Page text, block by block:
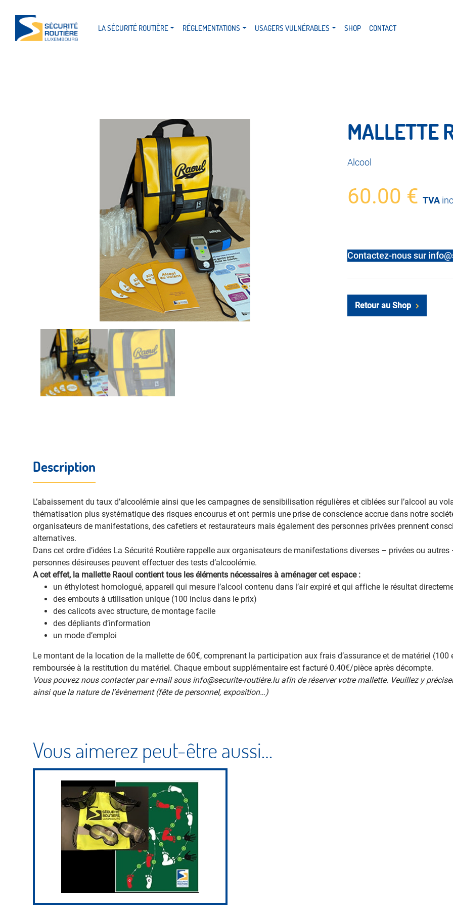
LA SÉCURITÉ ROUTIÈRE RÉGLEMENTATIONS USAGERS VULNÉRABLES SHOP CONTACT
MALLETTE
Alcool
60.00 € TVA
Contactez-nous sur
Retour au Shop
Description
L’abaissement du taux d’alcoolémie ainsi que les campagnes de sensibilisation régulières et ciblées sur l’alcool au
thématisation plus systématique des risques encourus et ont permis une prise de conscience accrue dans notre
organisateurs de manifestations, des cafetiers et restaurateurs mais également des personnes privées prennent
alternatives.
Dans cet ordre d’idées La Sécurité Routière rappelle aux organisateurs de manifestations diverses – privées ou
personnes désireuses peuvent effectuer des tests d’alcoolémie.
A cet effet, la mallette Raoul contient tous les éléments nécessaires à aménager cet espace :
un éthylotest homologué, appareil qui mesure l’alcool contenu dans l’air expiré et qui affiche le résultat
des embouts à utilisation unique (100 inclus dans le prix)
des calicots avec structure, de montage facile
des dépliants d’information
un mode d’emploi
Le montant de la location de la mallette de 60€, comprenant la participation aux frais d’assurance et de matériel (100
remboursée à la restitution du matériel. Chaque embout supplémentaire est facturé 0.40€/pièce après décompte.
Vous pouvez nous contacter par e-mail sous info@securite-routière.lu afin de réserver votre mallette. Veuillez y
ainsi que la nature de l’évènement (fête de personnel, exposition…)
Vous aimerez peut-être aussi…